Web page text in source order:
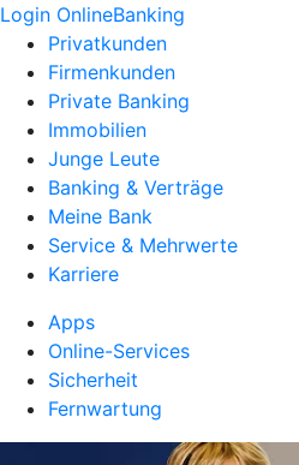
Login OnlineBanking
Privatkunden
Firmenkunden
Private Banking
Immobilien
Junge Leute
Banking & Verträge
Meine Bank
Service & Mehrwerte
Karriere
Apps
Online-Services
Sicherheit
Fernwartung